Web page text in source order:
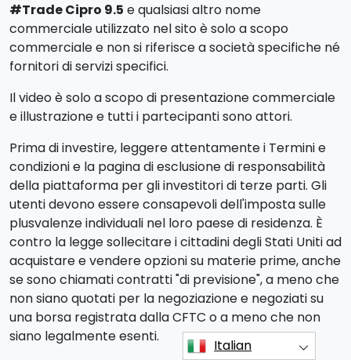
#Trade Cipro 9.5 e qualsiasi altro nome
commerciale utilizzato nel sito è solo a scopo
commerciale e non si riferisce a società specifiche né
fornitori di servizi specifici.
Il video è solo a scopo di presentazione commerciale
e illustrazione e tutti i partecipanti sono attori.
Prima di investire, leggere attentamente i Termini e
condizioni e la pagina di esclusione di responsabilità
della piattaforma per gli investitori di terze parti. Gli
utenti devono essere consapevoli dell'imposta sulle
plusvalenze individuali nel loro paese di residenza. È
contro la legge sollecitare i cittadini degli Stati Uniti ad
acquistare e vendere opzioni su materie prime, anche
se sono chiamati contratti "di previsione", a meno che
non siano quotati per la negoziazione e negoziati su
una borsa registrata dalla CFTC o a meno che non
siano legalmente esenti.
Italian